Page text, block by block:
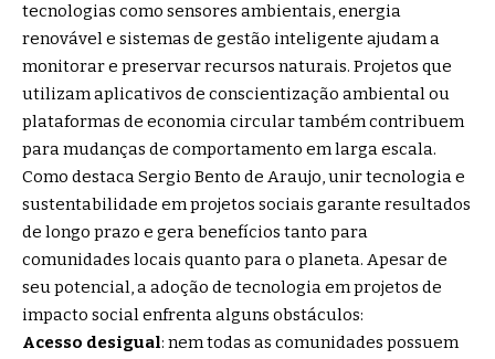
tecnologias como sensores ambientais, energia
renovável e sistemas de gestão inteligente ajudam a
monitorar e preservar recursos naturais. Projetos que
utilizam aplicativos de conscientização ambiental ou
plataformas de economia circular também contribuem
para mudanças de comportamento em larga escala.
Como destaca Sergio Bento de Araujo, unir tecnologia e
sustentabilidade em projetos sociais garante resultados
de longo prazo e gera benefícios tanto para
comunidades locais quanto para o planeta. Apesar de
seu potencial, a adoção de tecnologia em projetos de
impacto social enfrenta alguns obstáculos:
Acesso desigual: nem todas as comunidades possuem